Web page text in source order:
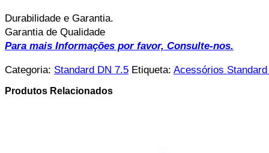
Durabilidade e Garantia.
Garantia de Qualidade
Para mais Informações por favor, Consulte-nos.
Categoria: Standard DN 7.5 Etiqueta: Acessórios
Produtos Relacionados